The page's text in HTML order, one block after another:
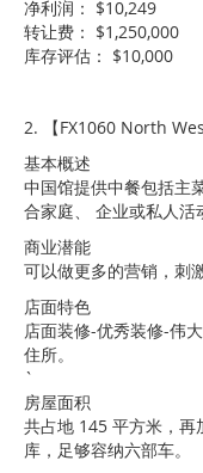
净利润： $10,249
转让费： $1,250,000
库存评估： $10,000
2. 【FX1060 North
基本概述
中国馆提供中餐包括主
合家庭、 企业或私人活
商业潜能
可以做更多的营销，刺
店面特色
店面装修-优秀装修-伟
住所。
`
房屋面积
共占地 145 平方米，
库，足够容纳六部车。